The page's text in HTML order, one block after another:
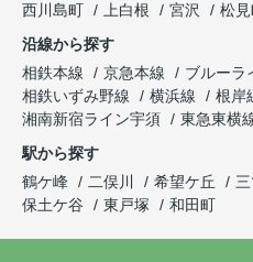
西川島町
上白根 宮沢
松
沿線から探す
相鉄本線
京急本線 ブルーラ
相鉄いずみ野線
横浜線 根岸
湘南新宿ライン宇須
東急東横
駅から探す
鶴ケ峰
二俣川 希望ケ丘
保土ケ谷
東戸塚 和田町